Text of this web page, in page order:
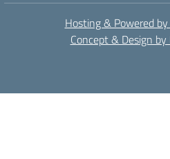
Hosting & Powered
Concept & Design